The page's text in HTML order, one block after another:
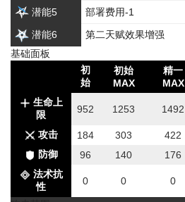
潜能5 部署费用-1
潜能6
第二天赋效果增强
基础面板
初
始
初始
MAX
精一
MAX
生命上
限
952 1253 1492
攻击 184 303 422
防御
96 140 176
法术抗
性
0 0 0